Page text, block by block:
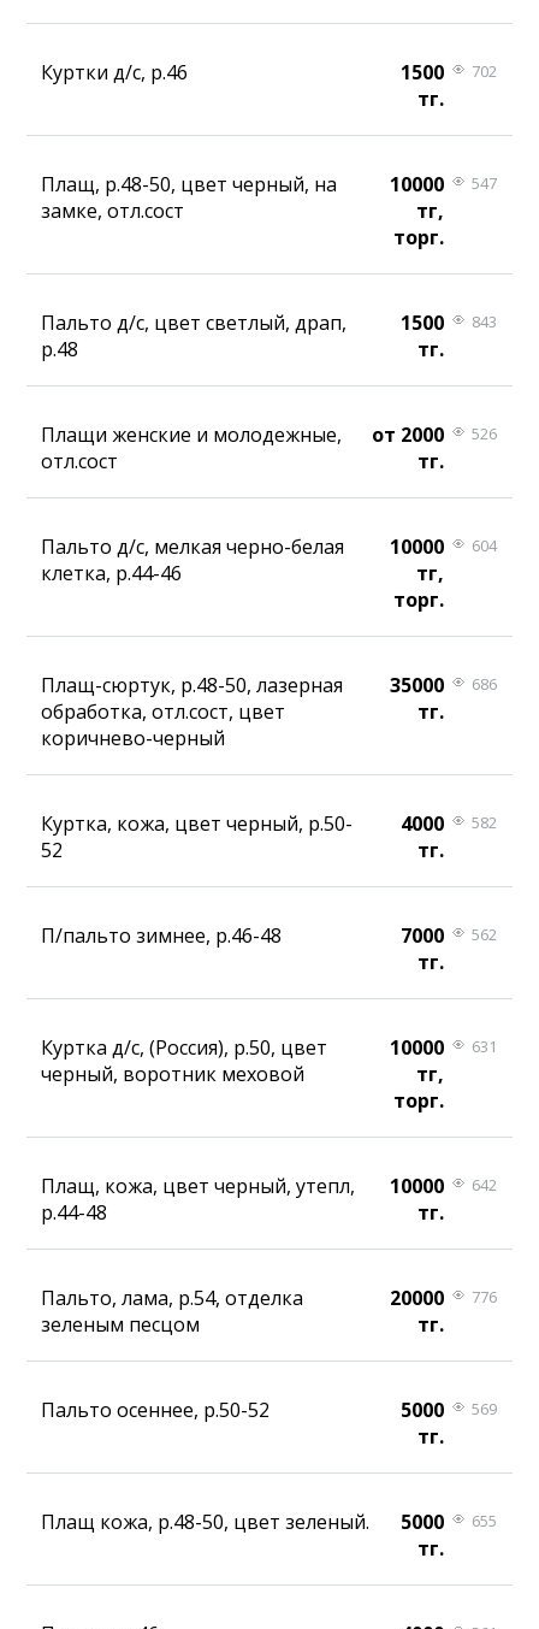
Куртки д/с, р.46
1500
тг.
702
Плащ, р.48-50, цвет черный, на
замке, отл.сост
10000
тг,
торг.
547
Пальто д/с, цвет светлый, драп,
р.48
1500
тг.
843
Плащи женские и молодежные,
отл.сост
от 2000
тг.
526
Пальто д/с, мелкая черно-белая
клетка, р.44-46
10000
тг,
торг.
604
Плащ-сюртук, р.48-50, лазерная
обработка, отл.сост, цвет
коричнево-черный
35000
тг.
686
Куртка, кожа, цвет черный, р.50-
52
4000
тг.
582
П/пальто зимнее, р.46-48
7000
тг.
562
Куртка д/с, (Россия), р.50, цвет
черный, воротник меховой
10000
тг,
торг.
631
Плащ, кожа, цвет черный, утепл,
р.44-48
10000
тг.
642
Пальто, лама, р.54, отделка
зеленым песцом
20000
тг.
776
Пальто осеннее, р.50-52
5000
тг.
569
Плащ кожа, р.48-50, цвет зеленый.
5000
тг.
655